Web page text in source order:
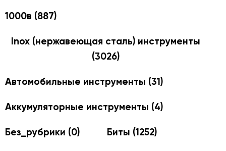
1000в (887)
Inox (нержавеющая сталь) инструменты
(3026)
Автомобильные инструменты (31)
Аккумуляторные инструменты (4)
Без_рубрики (0) Биты (1252)